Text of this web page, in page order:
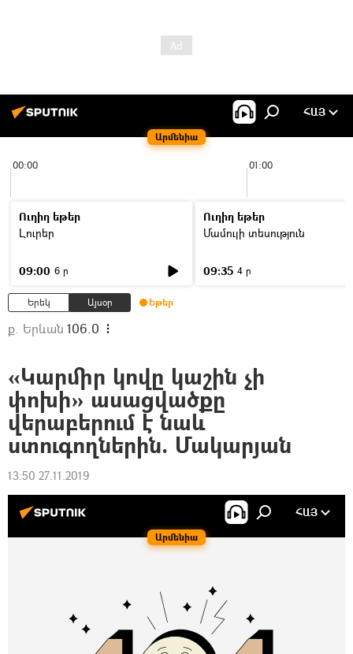
Արմենիա
ՀԱՅ
00:00 01:00
Ուղիղ եթեր
Լուրեր
09:00 6 ր
Ուղիղ եթեր
Մամուլի տեսություն
09:35 4 ր
Երեկ Այսօր Եթեր
ք. Երևան 106.0
«Կարմիր կովը կաշին չի
փոխի» ասացվածքը
վերաբերում է նաև
ստուգողներին. Մակարյան
13:50 27.11.2019